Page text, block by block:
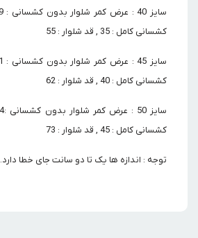
کشسانی کامل : 35 , قد شلوار : 55
کشسانی کامل : 40 , قد شلوار : 62
کشسانی کامل : 45 , قد شلوار : 73
توجه : اندازه ها یک تا دو سانت جای خطا دارد.